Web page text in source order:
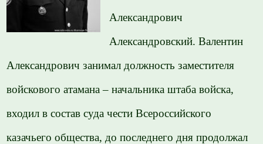
Александрович
Александровский. Валентин
Александрович занимал должность заместителя
войскового атамана – начальника штаба войска,
входил в состав суда чести Всероссийского
казачьего общества, до последнего дня продолжал